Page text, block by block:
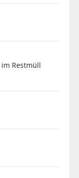
Restmüll